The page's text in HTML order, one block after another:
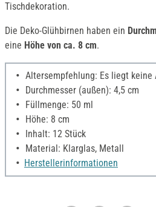
Tischdekoration.
Die Deko-Glühbirnen haben ein
eine Höhe von ca. 8 cm.
Altersempfehlung: Es liegt
Durchmesser (außen): 4,5 cm
Füllmenge: 50 ml
Höhe: 8 cm
Inhalt: 12 Stück
Material: Klarglas, Metall
Herstellerinformationen